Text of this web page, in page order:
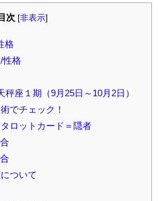
次 [非表示]
格
性格
座１期（9月25日～10月2日）
でチェック！
ロットカード＝隠者
ついて